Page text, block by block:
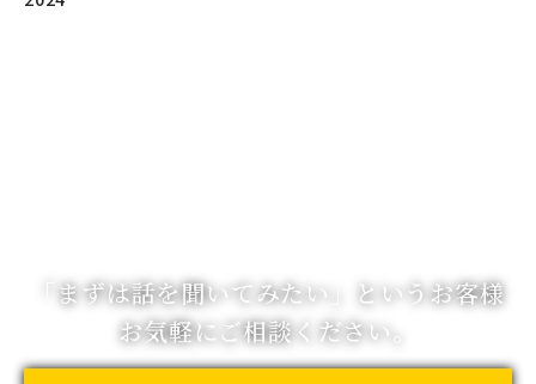
「まずは話を聞いてみたい」
というお客様
お気軽にご相談ください。